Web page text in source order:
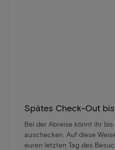
Spätes Check-Out
Bei der Abreise könnt ihr bis
auschecken. Auf diese
euren letzten Tag des